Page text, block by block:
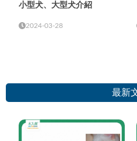
小型犬、大型犬介紹
2024-03-28
最新